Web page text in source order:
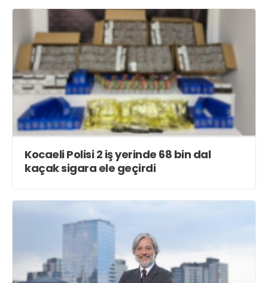
Kocaeli Polisi 2 iş yerinde 68 bin dal
kaçak sigara ele geçirdi
Yahya Kaptan Mahallesi
Akkavaklar Caddesi No:17/4 İzmit-
KOCAELİ
kocaelisokak@gmail.com